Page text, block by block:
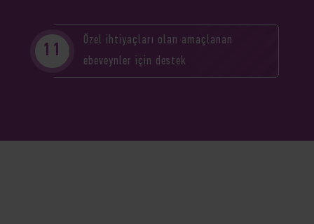
Özel ihtiyaçları olan amaçlanan
ebeveynler için destek